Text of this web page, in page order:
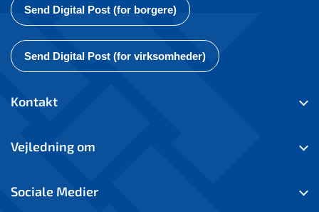
Send Digital Post (for borgere)
Send Digital Post (for virksomheder)
Kontakt
Vejledning om
Sociale Medier